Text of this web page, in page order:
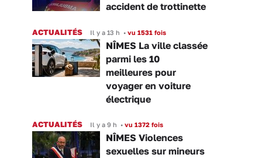
accident de trottinette
ACTUALITÉS Il y a 13 h • vu 1531 fois
NÎMES La ville classée
parmi les 10
meilleures pour
voyager en voiture
électrique
ACTUALITÉS Il y a 9 h • vu 1372 fois
NÎMES Violences
sexuelles sur mineurs